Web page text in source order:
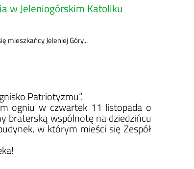
w Jeleniogórskim Katoliku
mieszkańcy Jeleniej Góry...
Patriotyzmu”.
ogniu w czwartek 11 listopada o
braterską wspólnotę na dziedzińcu
w którym mieści się Zespół